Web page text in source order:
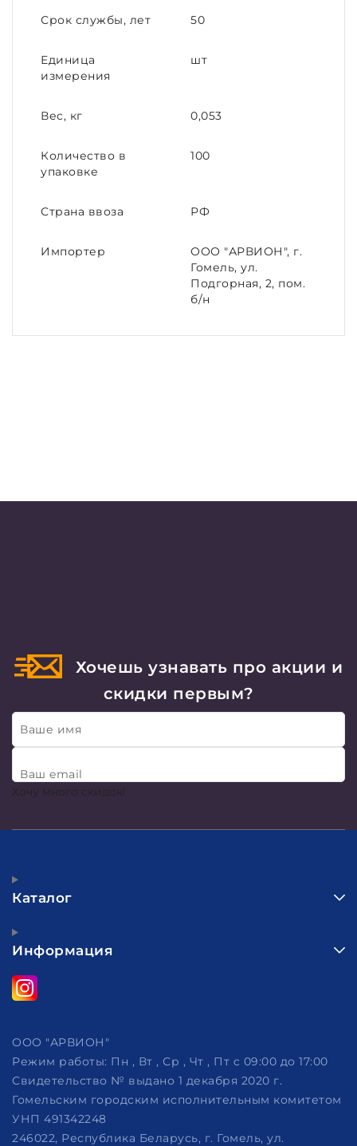
Срок службы, лет 50
Единица
измерения
шт
Вес, кг 0,053
Количество в
упаковке
100
Страна ввоза РФ
Импортер
ООО "АРВИОН", г.
Гомель, ул.
Подгорная, 2, пом.
б/н
Хочешь узнавать про акции и
скидки первым?
Ваше имя
Ваш email
Хочу много скидок!
Каталог
Информация
ООО "АРВИОН"
Режим работы: Пн , Вт , Ср , Чт , Пт c 09:00 до 17:00
Свидетельство № выдано 1 декабря 2020 г.
Гомельским городским исполнительным комитетом
УНП 491342248
246022, Республика Беларусь, г. Гомель, ул.